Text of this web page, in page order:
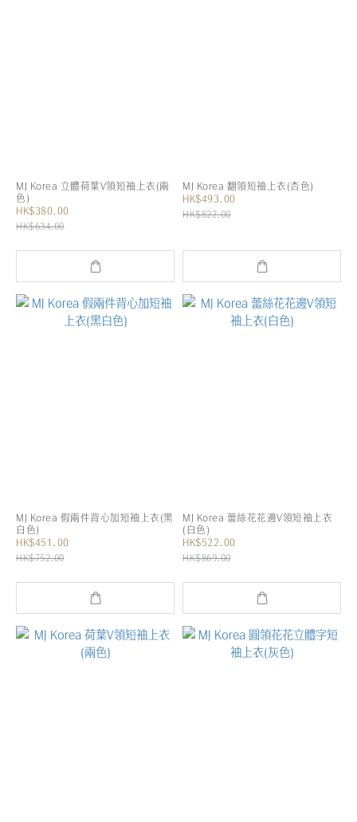
MJ Korea 立體荷葉V領短袖上衣(兩
色)
HK$380.00
HK$634.00
MJ Korea 翻領短袖上衣(杏色)
HK$493.00
HK$822.00
MJ Korea 假兩件背心加短袖上衣(黑
白色)
HK$451.00
HK$752.00
MJ Korea 蕾絲花花邊V領短袖上衣
(白色)
HK$522.00
HK$869.00